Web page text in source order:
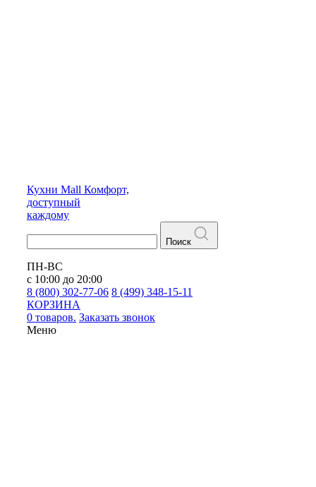
Кухни Mall Комфорт,
доступный
каждому
Поиск
ПН-ВС
с 10:00 до 20:00
8 (800) 302-77-06 8 (499) 348-15-11
КОРЗИНА
0 товаров. Заказать звонок
Меню